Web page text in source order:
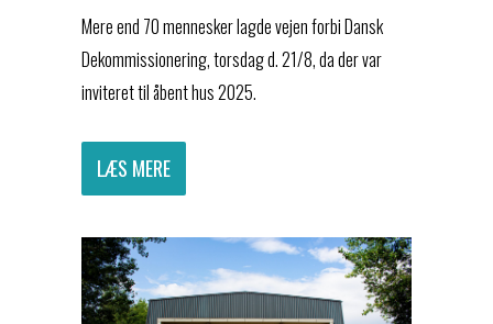
Mere end 70 mennesker lagde vejen forbi Dansk
Dekommissionering, torsdag d. 21/8, da der var
inviteret til åbent hus 2025.
LÆS MERE